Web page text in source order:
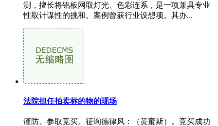
测，擅长将铝板网取灯光、色彩连系，是一项兼具专业
性取计谋性的挑和。案例曾获行业设想项。其办...
法院担任拍卖标的物的现场
谨防。参取竞买。征询德律风：（黄蜜斯）。竞买成功